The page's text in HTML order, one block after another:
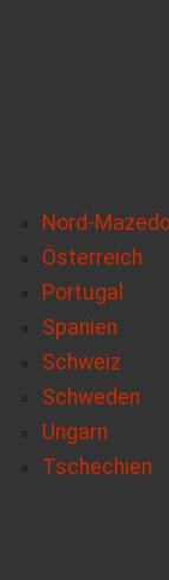
Nord-
Österreich
Portugal
Spanien
Schweiz
Schweden
Ungarn
Tschechien